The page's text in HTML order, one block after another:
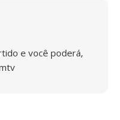
e você poderá,